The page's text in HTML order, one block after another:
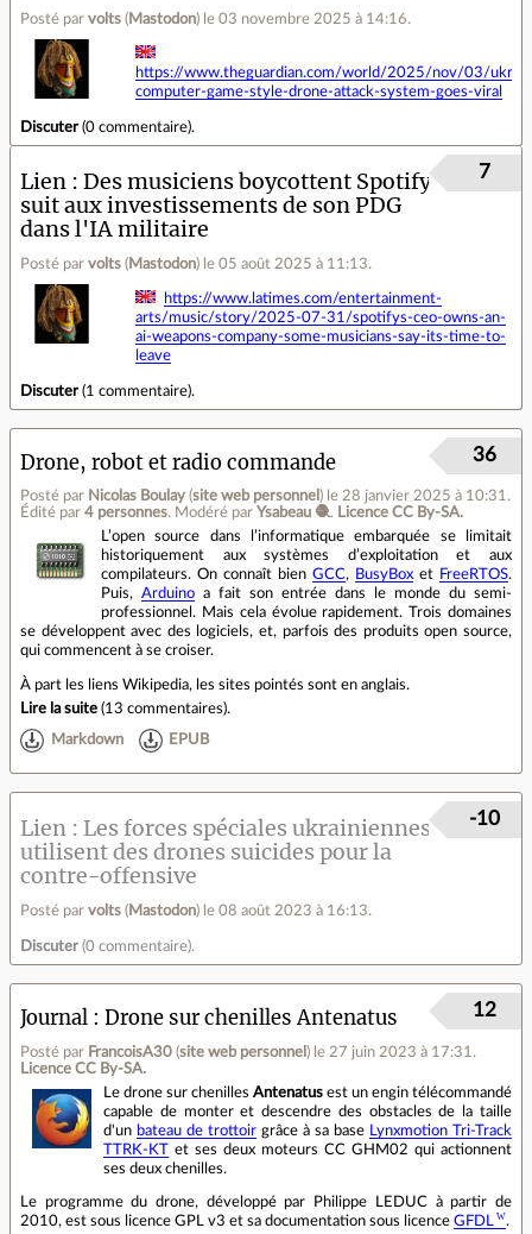
Posté par volts ( Mastodon) le 03 novembre 2025 à 14:16.
https://www.theguardian.com/world/2025/nov/03/
computer-game-style-drone-attack-system-goes-viral
Discuter(0 commentaire).
Lien
Des musiciens boycottent Spotify
suit aux investissements de son PDG
dans l'IA militaire
Posté par volts ( Mastodon) le 05 août 2025 à 11:13.
7
https://www.latimes.com/entertainment-
arts/music/story/2025-07-31/spotifys-ceo-owns-an-
ai-weapons-company-some-musicians-say-its-time-to-
leave
Discuter(1 commentaire).
Drone, robot et radio commande
Posté par Nicolas Boulay (site web personnel ) le 28 janvier 2025 à 10:31 .
Édité par 4 personnes. Modéré par Ysabeau 🧶. Licence CC By‑SA.
36
L’open source dans l’informatique embarquée se limitait
historiquement aux systèmes d’exploitation et aux
compilateurs. On connaît bien GCC, BusyBox et FreeRTOS.
Puis, Arduino a fait son entrée dans le monde du semi-
professionnel. Mais cela évolue rapidement. Trois domaines
se développent avec des logiciels, et, parfois des produits open source,
qui commencent à se croiser.
À part les liens Wikipedia, les sites pointés sont en anglais.
Lire la suite (13 commentaires).
Markdown EPUB
Lien
Les forces spéciales ukrainiennes
utilisent des drones suicides pour la
contre-offensive
Posté par volts ( Mastodon) le 08 août 2023 à 16:13.
-10
Discuter (0 commentaire).
Journal Drone sur chenilles Antenatus
Posté par FrancoisA30 (site web personnel ) le 27 juin 2023 à 17:31 .
Licence CC By‑SA.
12
Le drone sur chenilles Antenatus est un engin télécommandé
capable de monter et descendre des obstacles de la taille
d'un bateau de trottoir grâce à sa base
Lynxmotion Tri-Track
TTRK-KT et ses deux moteurs CC GHM02 qui actionnent
ses deux chenilles.
Le programme du drone, développé par Philippe LEDUC à partir de
2010, est sous licence GPL v3 et sa documentation sous licence GFDL .